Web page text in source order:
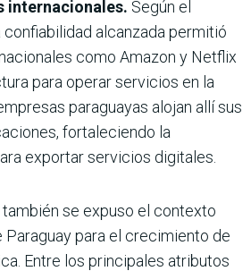
internacionales. Según el
alcanzada permitió
como Amazon y Netflix
para operar servicios en la
paraguayas alojan allí sus
fortaleciendo la
exportar servicios digitales.
se expuso el contexto
para el crecimiento de
Entre los principales atributos